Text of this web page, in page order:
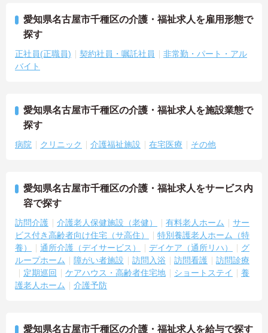
愛知県名古屋市千種区の介護・福祉求人を雇用形態で
探す
正社員(正職員) 契約社員・嘱託社員
非常勤・パート・アル
バイト
愛知県名古屋市千種区の介護・福祉求人を施設業態で
探す
病院 クリニック 介護福祉施設 在宅医療 その他
愛知県名古屋市千種区の介護・福祉求人をサービス内
容で探す
訪問介護 介護老人保健施設（老健） 有料老人ホーム
サー
ビス付き高齢者向け住宅（サ高住）
特別養護老人ホーム（特
養）
通所介護（デイサービス） デイケア（通所リハ）
グ
ループホーム
障がい者施設 訪問入浴 訪問看護
訪問診療
定期巡回
ケアハウス・高齢者住宅地 ショートステイ
養
護老人ホーム
介護予防
愛知県名古屋市千種区の介護・福祉求人を給与で探す